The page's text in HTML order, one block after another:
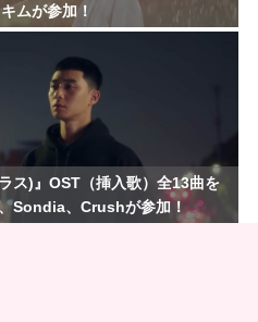
ムが参加！
ス)』OST（挿入歌）全13曲を
Sondia、Crushが参加！